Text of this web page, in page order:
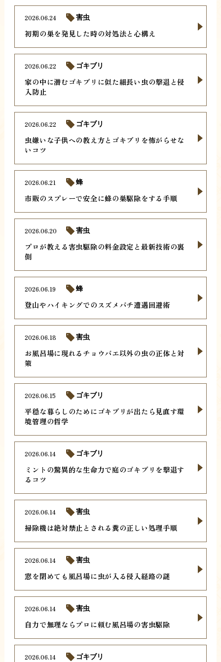
初期の巣を発見した時の対処法と心構え
2026.06.24 害虫
家の中に潜むゴキブリに似た細長い虫の撃退と侵
入防止
2026.06.22 ゴキブリ
虫嫌いな子供への教え方とゴキブリを怖がらせな
いコツ
2026.06.22 ゴキブリ
市販のスプレーで安全に蜂の巣駆除をする手順
2026.06.21 蜂
プロが教える害虫駆除の料金設定と最新技術の裏
側
2026.06.20 害虫
登山やハイキングでのスズメバチ遭遇回避術
2026.06.19 蜂
お風呂場に現れるチョウバエ以外の虫の正体と対
策
2026.06.18 害虫
平穏な暮らしのためにゴキブリが出たら見直す環
境管理の哲学
2026.06.15 ゴキブリ
ミントの驚異的な生命力で庭のゴキブリを撃退す
るコツ
2026.06.14 ゴキブリ
掃除機は絶対禁止とされる糞の正しい処理手順
2026.06.14 害虫
窓を閉めても風呂場に虫が入る侵入経路の謎
2026.06.14 害虫
自力で無理ならプロに頼む風呂場の害虫駆除
2026.06.14 害虫
2026.06.14 ゴキブリ